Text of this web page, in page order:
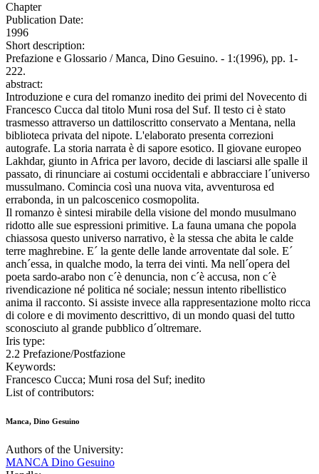
Chapter
Publication Date:
1996
Short description:
Prefazione e Glossario / Manca, Dino Gesuino. - 1:(1996), pp. 1-
222.
abstract:
Introduzione e cura del romanzo inedito dei primi del Novecento di
Francesco Cucca dal titolo Muni rosa del Suf. Il testo ci è stato
trasmesso attraverso un dattiloscritto conservato a Mentana, nella
biblioteca privata del nipote. L'elaborato presenta correzioni
autografe. La storia narrata è di sapore esotico. Il giovane europeo
Lakhdar, giunto in Africa per lavoro, decide di lasciarsi alle spalle il
passato, di rinunciare ai costumi occidentali e abbracciare l´universo
mussulmano. Comincia così una nuova vita, avventurosa ed
errabonda, in un palcoscenico cosmopolita.
Il romanzo è sintesi mirabile della visione del mondo musulmano
ridotto alle sue espressioni primitive. La fauna umana che popola
chiassosa questo universo narrativo, è la stessa che abita le calde
terre maghrebine. E´ la gente delle lande arroventate dal sole. E´
anch´essa, in qualche modo, la terra dei vinti. Ma nell´opera del
poeta sardo-arabo non c´è denuncia, non c´è accusa, non c´è
rivendicazione né politica né sociale; nessun intento ribellistico
anima il racconto. Si assiste invece alla rappresentazione molto ricca
di colore e di movimento descrittivo, di un mondo quasi del tutto
sconosciuto al grande pubblico d´oltremare.
Iris type:
2.2 Prefazione/Postfazione
Keywords:
Francesco Cucca; Muni rosa del Suf; inedito
List of contributors:
Manca, Dino Gesuino
Authors of the University:
MANCA Dino Gesuino